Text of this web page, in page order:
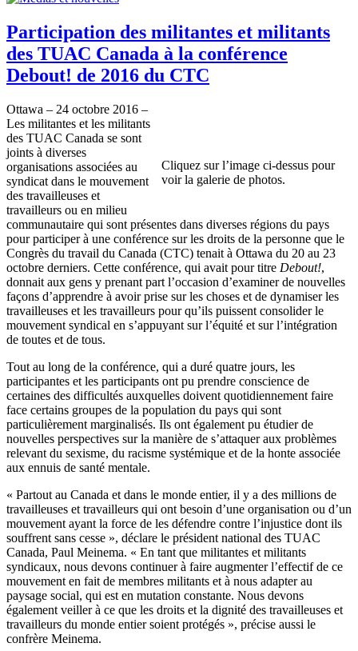
Participation des militantes et militants
des TUAC Canada à la conférence
Debout! de 2016 du CTC
Cliquez sur l’image ci-dessus pour
voir la galerie de photos.
Ottawa – 24 octobre 2016 –
Les militantes et les militants
des TUAC Canada se sont
joints à diverses
organisations associées au
syndicat dans le mouvement
des travailleuses et
travailleurs ou en milieu
communautaire qui sont présentes dans diverses régions du pays
pour participer à une conférence sur les droits de la personne que le
Congrès du travail du Canada (CTC) tenait à Ottawa du 20 au 23
octobre derniers. Cette conférence, qui avait pour titre Debout!,
donnait aux gens y prenant part l’occasion d’examiner de nouvelles
façons d’apprendre à avoir prise sur les choses et de dynamiser les
travailleuses et les travailleurs pour qu’ils puissent consolider le
mouvement syndical en s’appuyant sur l’équité et sur l’intégration
de toutes et de tous.
Tout au long de la conférence, qui a duré quatre jours, les
participantes et les participants ont pu prendre conscience de
certaines des difficultés auxquelles doivent quotidiennement faire
face certains groupes de la population du pays qui sont
particulièrement marginalisés. Ils ont également pu étudier de
nouvelles perspectives sur la manière de s’attaquer aux problèmes
relevant du sexisme, du racisme systémique et de la honte associée
aux ennuis de santé mentale.
« Partout au Canada et dans le monde entier, il y a des millions de
travailleuses et travailleurs qui ont besoin d’une organisation ou d’un
mouvement ayant la force de les défendre contre l’injustice dont ils
souffrent sans cesse », déclare le président national des TUAC
Canada, Paul Meinema. « En tant que militantes et militants
syndicaux, nous devons continuer à faire augmenter l’effectif de ce
mouvement en fait de membres militants et à nous adapter au
paysage social, qui est en mutation constante. Nous devons
également veiller à ce que les droits et la dignité des travailleuses et
travailleurs du monde entier soient protégés », précise aussi le
confrère Meinema.